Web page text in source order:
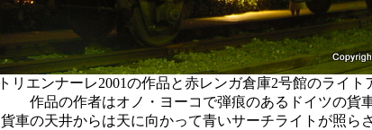
トリエンナーレ2001の作品と赤レンガ倉庫2号館のライト
作品の作者はオノ・ヨーコで弾痕のあるドイツの貨
貨車の天井からは天に向かって青いサーチライトが照ら